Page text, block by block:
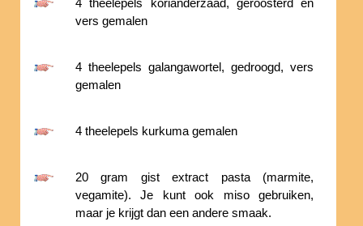
4 theelepels korianderzaad, geroosterd en
vers gemalen
4 theelepels galangawortel, gedroogd, vers
gemalen
4 theelepels kurkuma gemalen
20 gram gist extract pasta (marmite,
vegamite). Je kunt ook miso gebruiken,
maar je krijgt dan een andere smaak.